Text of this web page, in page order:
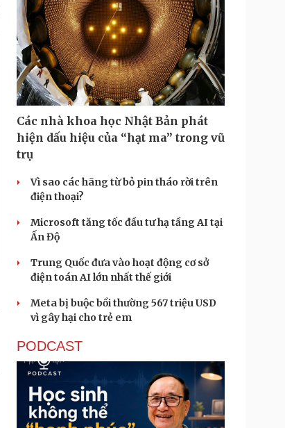
Các nhà khoa học Nhật Bản phát
hiện dấu hiệu của “hạt ma” trong vũ
trụ
Vì sao các hãng từ bỏ pin tháo rời trên
điện thoại?
Microsoft tăng tốc đầu tư hạ tầng AI tại
Ấn Độ
Trung Quốc đưa vào hoạt động cơ sở
điện toán AI lớn nhất thế giới
Meta bị buộc bồi thường 567 triệu USD
vì gây hại cho trẻ em
PODCAST